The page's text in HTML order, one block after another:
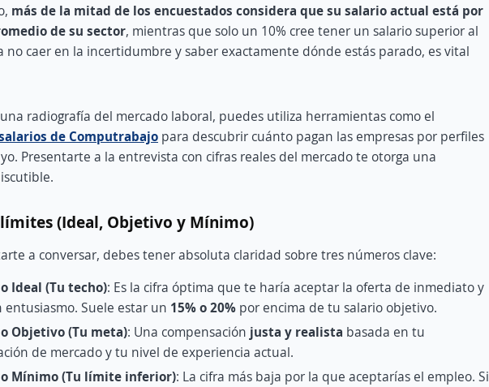
más de la mitad de los encuestados considera que su salario actual está por
de su sector, mientras que solo un 10% cree tener un salario superior al
no caer en la incertidumbre y saber exactamente dónde estás parado, es vital
radiografía del mercado laboral, puedes utiliza herramientas como el
de Computrabajo para descubrir cuánto pagan las empresas por perfiles
Presentarte a la entrevista con cifras reales del mercado te otorga una
(Ideal, Objetivo y Mínimo)
a conversar, debes tener absoluta claridad sobre tres números clave:
Ideal (Tu techo): Es la cifra óptima que te haría aceptar la oferta de inmediato y
entusiasmo. Suele estar un 15% o 20% por encima de tu salario objetivo.
Objetivo (Tu meta): Una compensación justa y realista basada en tu
de mercado y tu nivel de experiencia actual.
Mínimo (Tu límite inferior): La cifra más baja por la que aceptarías el empleo. Si